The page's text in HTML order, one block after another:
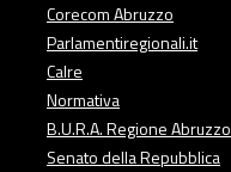
Corecom Abruzzo
Parlamentiregionali.it
Calre
Normativa
B.U.R.A. Regione Abruzzo
Senato della Repubblica